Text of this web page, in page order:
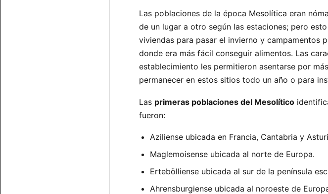
Las poblaciones de la época Mesolítica eran
de un lugar a otro según las estaciones; pero
viviendas para pasar el invierno y campamentos
donde era más fácil conseguir alimentos. Las
establecimiento les permitieron asentarse por
permanecer en estos sitios todo un año o para
Las primeras poblaciones del Mesolítico
fueron:
Aziliense ubicada en Francia, Cantabria y
Maglemoisense ubicada al norte de Europa.
Ertebölliense ubicada al sur de la península
Ahrensburgiense ubicada al noroeste de